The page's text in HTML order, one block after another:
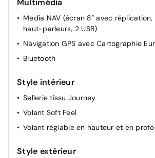
Rétroviseurs extérieurs électriques
Lève-vitres AR électriques
Airbag passager déconnectable
Multimédia
Media NAV (écran 8'' avec
haut-parleurs, 2 USB)
Navigation GPS avec Cartographie
Bluetooth
Style intérieur
Sellerie tissu Journey
Volant Soft Feel
Volant réglable en hauteur et en
Style extérieur